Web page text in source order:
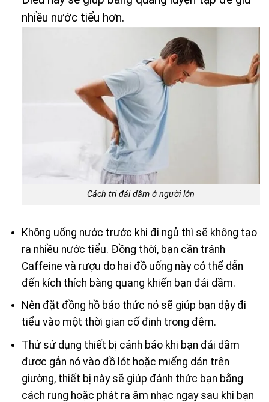
nhiều nước tiểu hơn.
Cách trị đái dầm ở người lớn
Không uống nước trước khi đi ngủ thì sẽ không tạo
ra nhiều nước tiểu. Đồng thời, bạn cần tránh
Caffeine và rượu do hai đồ uống này có thể dẫn
đến kích thích bàng quang khiến bạn đái dầm.
Nên đặt đồng hồ báo thức nó sẽ giúp bạn dậy đi
tiểu vào một thời gian cố định trong đêm.
Thử sử dụng thiết bị cảnh báo khi bạn đái dầm
được gắn nó vào đồ lót hoặc miếng dán trên
giường, thiết bị này sẽ giúp đánh thức bạn bằng
cách rung hoặc phát ra âm nhạc ngay sau khi bạn